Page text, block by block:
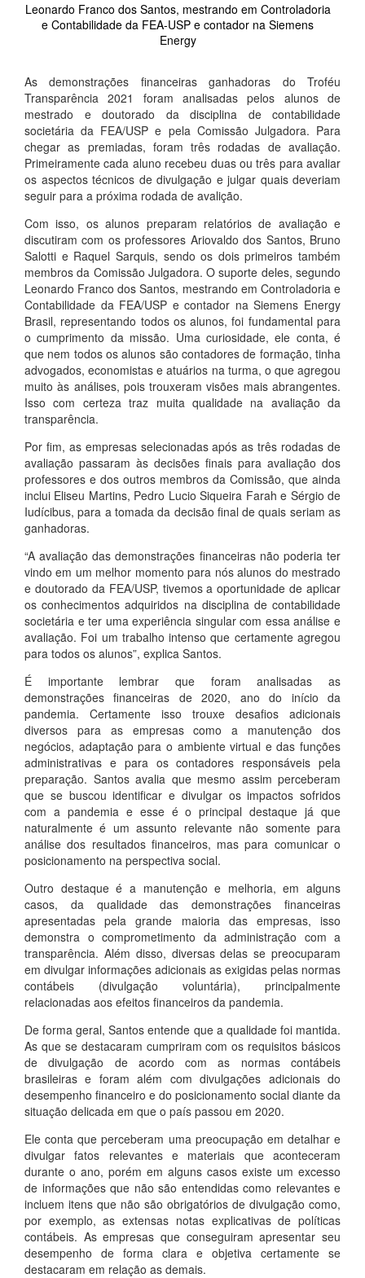
Leonardo Franco dos Santos, mestrando em Controladoria
e Contabilidade da FEA-USP e contador na Siemens
Energy
As demonstrações financeiras ganhadoras do Troféu
Transparência 2021 foram analisadas pelos alunos de
mestrado e doutorado da disciplina de contabilidade
societária da FEA/USP e pela Comissão Julgadora. Para
chegar as premiadas, foram três rodadas de avaliação.
Primeiramente cada aluno recebeu duas ou três para avaliar
os aspectos técnicos de divulgação e julgar quais deveriam
seguir para a próxima rodada de avalição.
Com isso, os alunos preparam relatórios de avaliação e
discutiram com os professores Ariovaldo dos Santos, Bruno
Salotti e Raquel Sarquis, sendo os dois primeiros também
membros da Comissão Julgadora. O suporte deles, segundo
Leonardo Franco dos Santos, mestrando em Controladoria e
Contabilidade da FEA/USP e contador na Siemens Energy
Brasil, representando todos os alunos, foi fundamental para
o cumprimento da missão. Uma curiosidade, ele conta, é
que nem todos os alunos são contadores de formação, tinha
advogados, economistas e atuários na turma, o que agregou
muito às análises, pois trouxeram visões mais abrangentes.
Isso com certeza traz muita qualidade na avaliação da
transparência.
Por fim, as empresas selecionadas após as três rodadas de
avaliação passaram às decisões finais para avaliação dos
professores e dos outros membros da Comissão, que ainda
inclui Eliseu Martins, Pedro Lucio Siqueira Farah e Sérgio de
Iudícibus, para a tomada da decisão final de quais seriam as
ganhadoras.
“A avaliação das demonstrações financeiras não poderia ter
vindo em um melhor momento para nós alunos do mestrado
e doutorado da FEA/USP, tivemos a oportunidade de aplicar
os conhecimentos adquiridos na disciplina de contabilidade
societária e ter uma experiência singular com essa análise e
avaliação. Foi um trabalho intenso que certamente agregou
para todos os alunos”, explica Santos.
É importante lembrar que foram analisadas as
demonstrações financeiras de 2020, ano do início da
pandemia. Certamente isso trouxe desafios adicionais
diversos para as empresas como a manutenção dos
negócios, adaptação para o ambiente virtual e das funções
administrativas e para os contadores responsáveis pela
preparação. Santos avalia que mesmo assim perceberam
que se buscou identificar e divulgar os impactos sofridos
com a pandemia e esse é o principal destaque já que
naturalmente é um assunto relevante não somente para
análise dos resultados financeiros, mas para comunicar o
posicionamento na perspectiva social.
Outro destaque é a manutenção e melhoria, em alguns
casos, da qualidade das demonstrações financeiras
apresentadas pela grande maioria das empresas, isso
demonstra o comprometimento da administração com a
transparência. Além disso, diversas delas se preocuparam
em divulgar informações adicionais as exigidas pelas normas
contábeis (divulgação voluntária), principalmente
relacionadas aos efeitos financeiros da pandemia.
De forma geral, Santos entende que a qualidade foi mantida.
As que se destacaram cumpriram com os requisitos básicos
de divulgação de acordo com as normas contábeis
brasileiras e foram além com divulgações adicionais do
desempenho financeiro e do posicionamento social diante da
situação delicada em que o país passou em 2020.
Ele conta que perceberam uma preocupação em detalhar e
divulgar fatos relevantes e materiais que aconteceram
durante o ano, porém em alguns casos existe um excesso
de informações que não são entendidas como relevantes e
incluem itens que não são obrigatórios de divulgação como,
por exemplo, as extensas notas explicativas de políticas
contábeis. As empresas que conseguiram apresentar seu
desempenho de forma clara e objetiva certamente se
destacaram em relação as demais.